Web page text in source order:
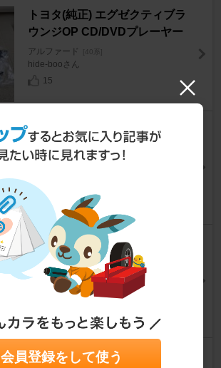
トヨタ(純正) エグゼクティブラ
ウンジOP CD/DVDプレーヤー
アルファード [40系]
hide-booさん
15
oricarmes アルファード40系ス
マホホルダー
アルファード
36
SPASHAN MYSTERY BOX Br
onze
アルファード [40系]
クロちゃみさん
不明 スライドドアスイッチ
会員登録をして使う